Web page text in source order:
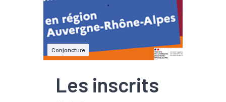
Conjoncture
Les inscrits